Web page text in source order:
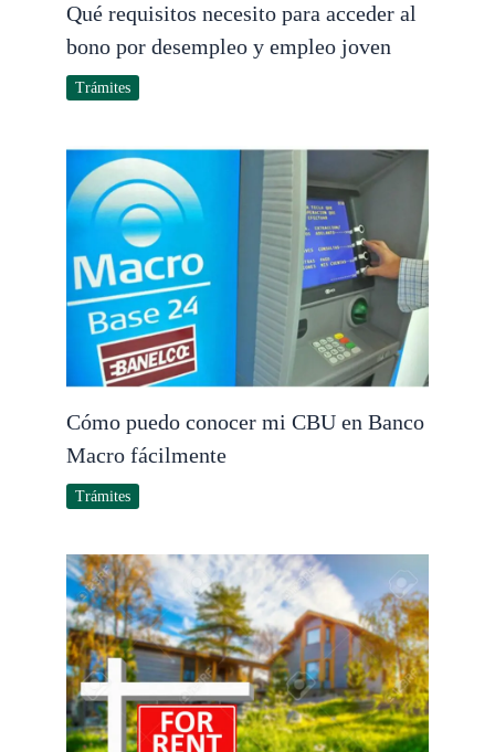
Qué requisitos necesito para acceder al
bono por desempleo y empleo joven
Trámites
Cómo puedo conocer mi CBU en Banco
Macro fácilmente
Trámites